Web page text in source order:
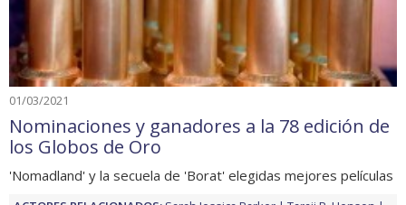
01/03/2021
Nominaciones y ganadores a la 78 edición de
los Globos de Oro
'Nomadland' y la secuela de 'Borat' elegidas mejores películas